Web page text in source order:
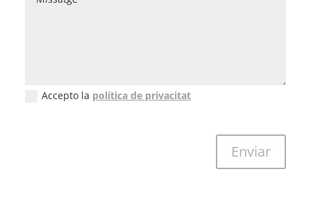
New Field
Accepto la política de privacitat
Enviar